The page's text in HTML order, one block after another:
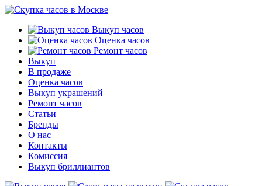
Выкуп часов
Оценка часов
Ремонт часов
Выкуп
В продаже
Оценка часов
Выкуп украшений
Ремонт часов
Статьи
Бренды
О нас
Контакты
Комиссия
Выкуп бриллиантов